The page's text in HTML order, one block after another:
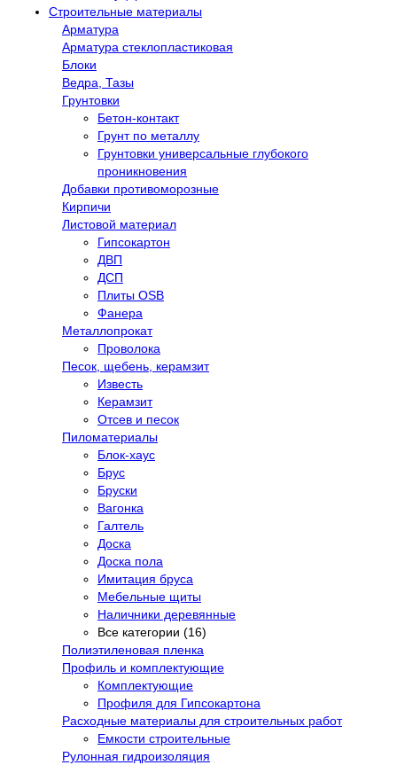
Строительные материалы
Арматура
Арматура стеклопластиковая
Блоки
Ведра, Тазы
Грунтовки
Бетон-контакт
Грунт по металлу
Грунтовки универсальные глубокого
проникновения
Добавки противоморозные
Кирпичи
Листовой материал
Гипсокартон
ДВП
ДСП
Плиты OSB
Фанера
Металлопрокат
Проволока
Песок, щебень, керамзит
Известь
Керамзит
Отсев и песок
Пиломатериалы
Блок-хаус
Брус
Бруски
Вагонка
Галтель
Доска
Доска пола
Имитация бруса
Мебельные щиты
Наличники деревянные
Все категории (16)
Полиэтиленовая пленка
Профиль и комплектующие
Комплектующие
Профиля для Гипсокартона
Расходные материалы для строительных работ
Емкости строительные
Рулонная гидроизоляция